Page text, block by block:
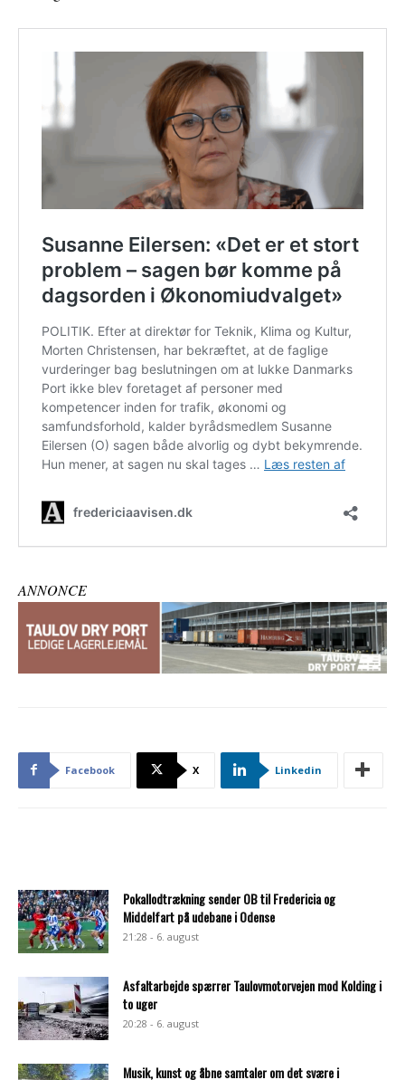
ANNONCE
Facebook X Linkedin
Pokallodtrækning sender OB til Fredericia og
Middelfart på udebane i Odense
21:28 - 6. august
Asfaltarbejde spærrer Taulovmotorvejen mod Kolding i
to uger
20:28 - 6. august
Musik, kunst og åbne samtaler om det svære i